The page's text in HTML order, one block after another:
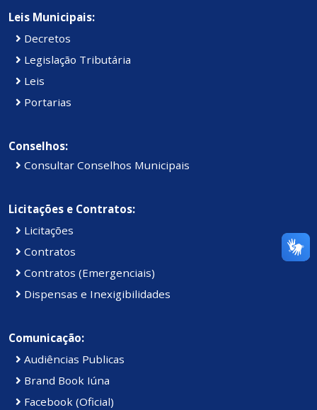
Leis Municipais:
Decretos
Legislação Tributária
Leis
Portarias
Conselhos:
Consultar Conselhos Municipais
Licitações e Contratos:
Licitações
Contratos
Contratos (Emergenciais)
Dispensas e Inexigibilidades
Comunicação:
Audiências Publicas
Brand Book Iúna
Facebook (Oficial)